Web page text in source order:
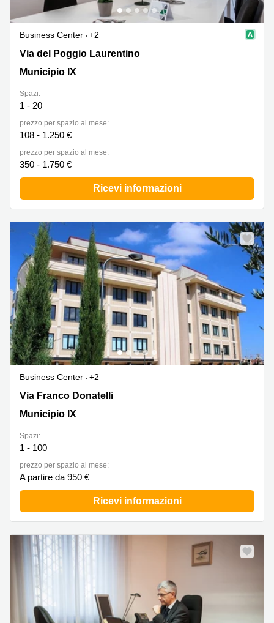
Business Center
+2
Via del Poggio Laurentino 118, Roma, Municipio IX
Via del Poggio Laurentino
Municipio IX
Spazi:
1 - 20
prezzo per spazio al mese:
108 - 1.250 €
prezzo per spazio al mese:
350 - 1.750 €
Ricevi informazioni
Business Center
+2
Via Franco Donatelli 7, Municipio IX
Via Franco Donatelli
Municipio IX
Spazi:
1 - 100
prezzo per spazio al mese:
A partire da 950 €
Ricevi informazioni